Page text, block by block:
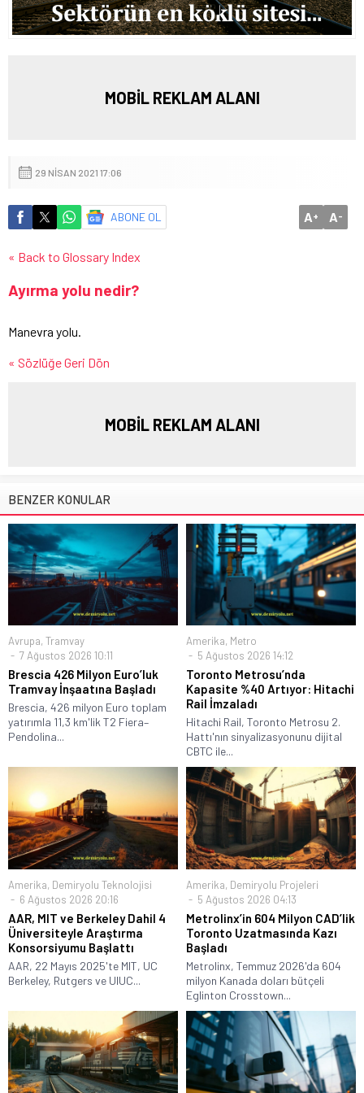
MOBİL REKLAM ALANI
29 NISAN 2021 17:06
ABONE OL A+ A-
« Back to Glossary Index
Ayırma yolu nedir?
Manevra yolu.
« Sözlüğe Geri Dön
MOBİL REKLAM ALANI
BENZER KONULAR
Avrupa, Tramvay
7 Ağustos 2026 10:11
Brescia 426 Milyon Euro’luk
Tramvay İnşaatına Başladı
Brescia, 426 milyon Euro toplam
yatırımla 11,3 km'lik T2 Fiera–
Pendolina...
Amerika, Metro
5 Ağustos 2026 14:12
Toronto Metrosu’nda
Kapasite %40 Artıyor: Hitachi
Rail İmzaladı
Hitachi Rail, Toronto Metrosu 2.
Hattı'nın sinyalizasyonunu dijital
CBTC ile...
Amerika, Demiryolu Teknolojisi
6 Ağustos 2026 20:16
AAR, MIT ve Berkeley Dahil 4
Üniversiteyle Araştırma
Konsorsiyumu Başlattı
AAR, 22 Mayıs 2025'te MIT, UC
Berkeley, Rutgers ve UIUC...
Amerika, Demiryolu Projeleri
5 Ağustos 2026 04:13
Metrolinx’in 604 Milyon CAD’lik
Toronto Uzatmasında Kazı
Başladı
Metrolinx, Temmuz 2026'da 604
milyon Kanada doları bütçeli
Eglinton Crosstown...